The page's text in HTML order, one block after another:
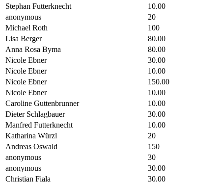
Stephan Futterknecht
10.00
anonymous
20
Michael Roth
100
Lisa Berger
80.00
Anna Rosa Byma
80.00
Nicole Ebner
30.00
Nicole Ebner
10.00
Nicole Ebner
150.00
Nicole Ebner
10.00
Caroline Guttenbrunner
10.00
Dieter Schlagbauer
30.00
Manfred Futterknecht
10.00
Katharina Würzl
20
Andreas Oswald
150
anonymous
30
anonymous
30.00
Christian Fiala
30.00